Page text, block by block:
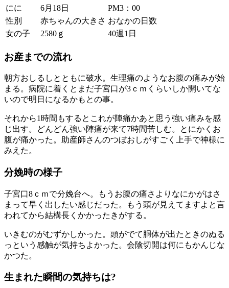
にに
6月18日
PM3：00
性別
赤ちゃんの大きさ おなかの日数
女の子
2580ｇ 40週1日
お産までの流れ
朝方おしるしとともに破水。生理痛のようなお腹の痛みが始
まる。病院に着くとまだ子宮口が3ｃｍくらいしか開いてな
いので明日になるかもとの事。
それから1時間もするとこれが陣痛かあと思う強い痛みを感
じ出す。どんどん強い陣痛が来て7時間苦しむ。とにかくお
腹が痛かった。助産師さんのつぼおしがすごく上手で神様に
みえた。
分娩時の様子
子宮口8ｃｍで分娩台へ。もうお腹の痛さよりなにかがはさ
まって早く出したい感じだった。もう頭が見えてますよと言
われてから結構長くかかったきがする。
いきむのがむずかしかった。頭がでて胴体が出たときのぬる
っという感触が気持ちよかった。会陰切開は何にもかんじな
かつた。
生まれた瞬間の気持ちは?